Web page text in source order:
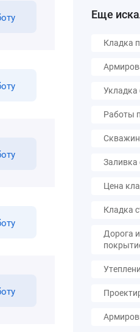
Еще
Кладка
Укладка
Работы
Заливка
Цена
Кладка
Дорога